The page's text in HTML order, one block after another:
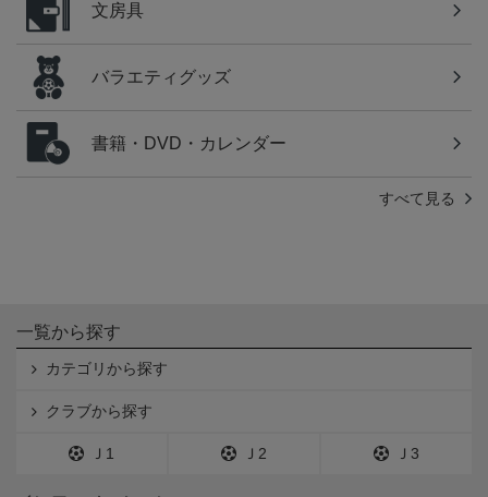
文房具
バラエティグッズ
書籍・DVD・カレンダー
すべて見る
一覧から探す
カテゴリから探す
クラブから探す
Ｊ1 Ｊ2 Ｊ3